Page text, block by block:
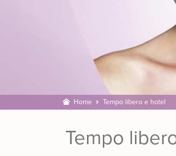
Home Tempo libero e hotel
Tempo